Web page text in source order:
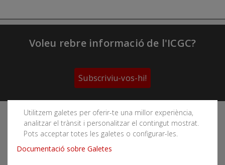
Utilitzem galetes per oferir-te una millor experiència,
analitzar el trànsit i personalitzar el contingut mostrat.
Pots acceptar totes les galetes o configurar-les.
Documentació sobre Galetes
Voleu rebre informació de l'ICGC?
Subscriviu-vos-hi!
Segueix les xarxes socials de l'Institut Cartogràfic i
Geològic de Catalunya